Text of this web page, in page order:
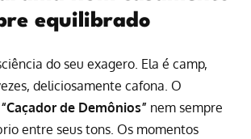
equilibrado
do seu exagero. Ela é camp,
deliciosamente cafona. O
“Caçador de Demônios” nem sempre
entre seus tons. Os momentos